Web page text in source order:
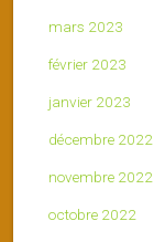
mars 2023
février 2023
janvier 2023
décembre 2022
novembre 2022
octobre 2022